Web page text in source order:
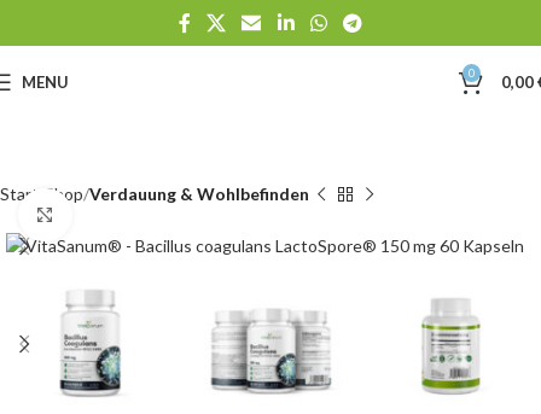
MENU 0 0,00
Start Shop Verdauung & Wohlbefinden